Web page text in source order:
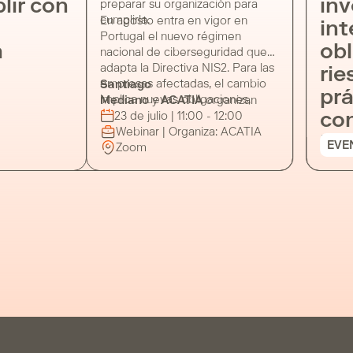
con
preparar su organización para
cumplirla.
En agosto entra en vigor en
Portugal el nuevo régimen
nacional de ciberseguridad que
adapta la Directiva NIS2. Para las
empresas afectadas, el cambio
implica nuevas obligaciones,
plazos concretos y un régimen
sancionador específico.
Santiago
MedianoyACATIAorganizan
este webinar para analizar las
principales novedades desde
una perspectiva jurídica, de
23 de julio | 11:00 - 12:00
Webinar | Organiza: ACATIA
Zoom